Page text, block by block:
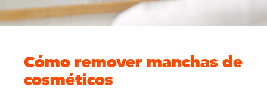
Cómo remover manchas de
cosméticos